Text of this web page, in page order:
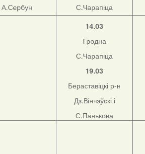
А.Сербун
С.Чарапіца
14.03
Гродна
С.Чарапіца
19.03
Бераставіцкі р-н
Дз.Вінчэўскі і
С.Панькова